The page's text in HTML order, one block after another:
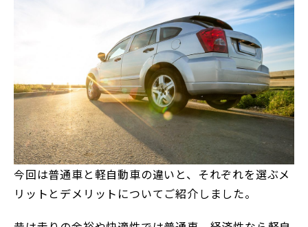
今回は普通車と軽自動車の違いと、それぞれを選ぶメ
リットとデメリットについてご紹介しました。